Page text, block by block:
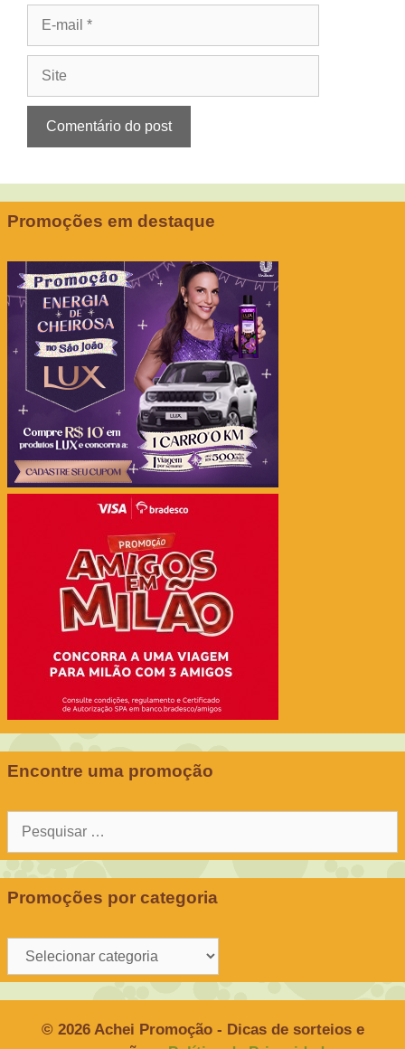
Promoções em destaque
Encontre uma promoção
Pesquisar
Promoções por categoria
Promoções
por
© 2026 Achei Promoção - Dicas de sorteios e